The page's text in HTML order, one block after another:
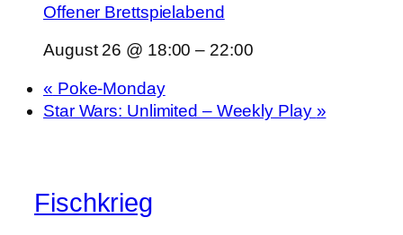
Offener Brettspielabend
August 26 @ 18:00 – 22:00
« Poke-Monday
Star Wars: Unlimited – Weekly Play »
Fischkrieg